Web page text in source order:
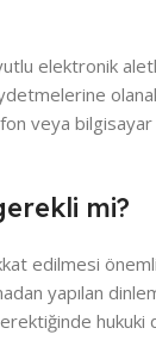
elektronik
veya
mi?
edilmesi
yapılan
hukuki